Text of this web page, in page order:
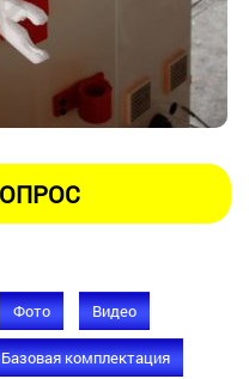
Фото Видео
Базовая комплектация